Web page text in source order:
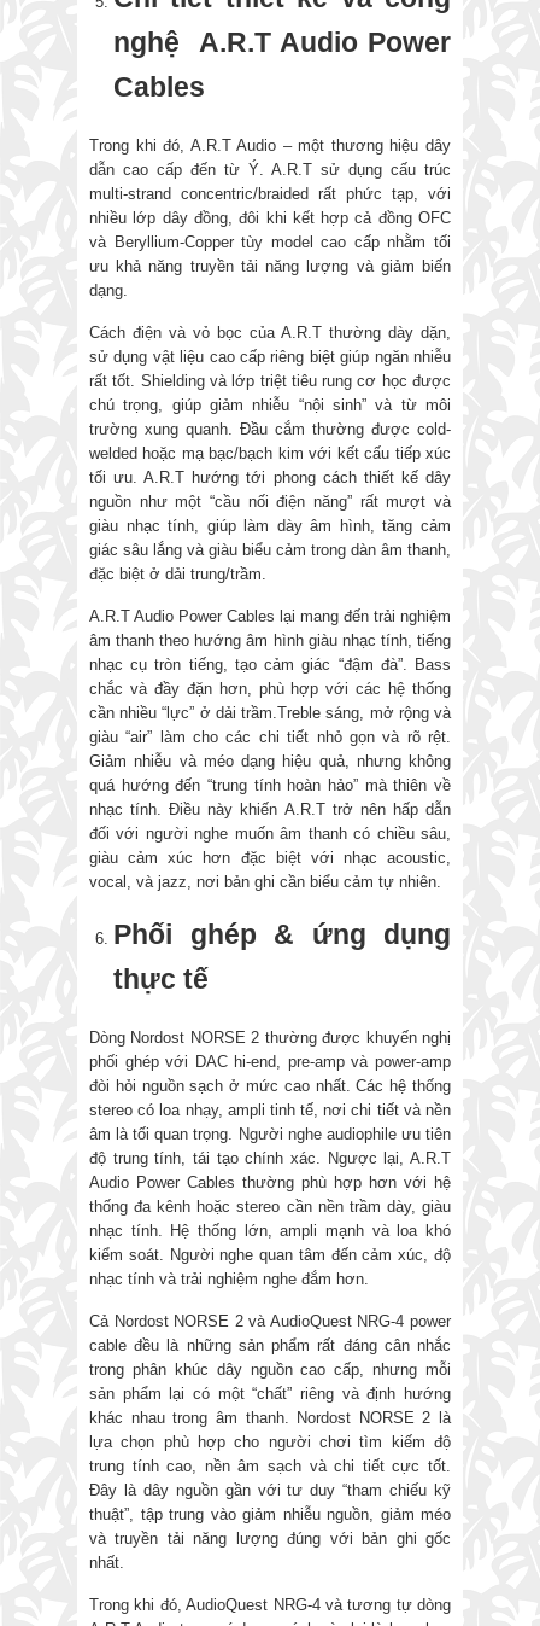
nghệ A.R.T Audio Power
Cables
Trong khi đó, A.R.T Audio – một thương hiệu dây
dẫn cao cấp đến từ Ý. A.R.T sử dụng cấu trúc
multi-strand concentric/braided rất phức tạp, với
nhiều lớp dây đồng, đôi khi kết hợp cả đồng OFC
và Beryllium-Copper tùy model cao cấp nhằm tối
ưu khả năng truyền tải năng lượng và giảm biến
dạng.
Cách điện và vỏ bọc của A.R.T thường dày dặn,
sử dụng vật liệu cao cấp riêng biệt giúp ngăn nhiễu
rất tốt. Shielding và lớp triệt tiêu rung cơ học được
chú trọng, giúp giảm nhiễu “nội sinh” và từ môi
trường xung quanh. Đầu cắm thường được cold-
welded hoặc mạ bạc/bạch kim với kết cấu tiếp xúc
tối ưu. A.R.T hướng tới phong cách thiết kế dây
nguồn như một “cầu nối điện năng” rất mượt và
giàu nhạc tính, giúp làm dày âm hình, tăng cảm
giác sâu lắng và giàu biểu cảm trong dàn âm thanh,
đặc biệt ở dải trung/trầm.
A.R.T Audio Power Cables lại mang đến trải nghiệm
âm thanh theo hướng âm hình giàu nhạc tính, tiếng
nhạc cụ tròn tiếng, tạo cảm giác “đậm đà”. Bass
chắc và đầy đặn hơn, phù hợp với các hệ thống
cần nhiều “lực” ở dải trầm.Treble sáng, mở rộng và
giàu “air” làm cho các chi tiết nhỏ gọn và rõ rệt.
Giảm nhiễu và méo dạng hiệu quả, nhưng không
quá hướng đến “trung tính hoàn hảo” mà thiên về
nhạc tính. Điều này khiến A.R.T trở nên hấp dẫn
đối với người nghe muốn âm thanh có chiều sâu,
giàu cảm xúc hơn đặc biệt với nhạc acoustic,
vocal, và jazz, nơi bản ghi cần biểu cảm tự nhiên.
Phối ghép & ứng dụng
thực tế
Dòng Nordost NORSE 2 thường được khuyến nghị
phối ghép với DAC hi-end, pre-amp và power-amp
đòi hỏi nguồn sạch ở mức cao nhất. Các hệ thống
stereo có loa nhạy, ampli tinh tế, nơi chi tiết và nền
âm là tối quan trọng. Người nghe audiophile ưu tiên
độ trung tính, tái tạo chính xác. Ngược lại, A.R.T
Audio Power Cables thường phù hợp hơn với hệ
thống đa kênh hoặc stereo cần nền trầm dày, giàu
nhạc tính. Hệ thống lớn, ampli mạnh và loa khó
kiểm soát. Người nghe quan tâm đến cảm xúc, độ
nhạc tính và trải nghiệm nghe đắm hơn.
Cả Nordost NORSE 2 và AudioQuest NRG-4 power
cable đều là những sản phẩm rất đáng cân nhắc
trong phân khúc dây nguồn cao cấp, nhưng mỗi
sản phẩm lại có một “chất” riêng và định hướng
khác nhau trong âm thanh. Nordost NORSE 2 là
lựa chọn phù hợp cho người chơi tìm kiếm độ
trung tính cao, nền âm sạch và chi tiết cực tốt.
Đây là dây nguồn gần với tư duy “tham chiếu kỹ
thuật”, tập trung vào giảm nhiễu nguồn, giảm méo
và truyền tải năng lượng đúng với bản ghi gốc
nhất.
Trong khi đó, AudioQuest NRG-4 và tương tự dòng